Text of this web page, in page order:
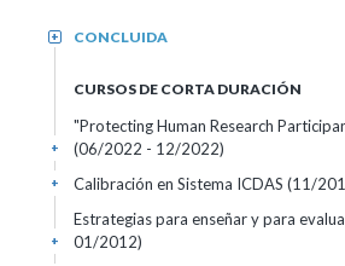
CONCLUIDA
+
CURSOS DE CORTA DURACIÓN
"Protecting Human Research
(06/2022 - 12/2022)
+
Calibración en Sistema ICDAS (11/
+
Estrategias para enseñar y para
01/2012)
+